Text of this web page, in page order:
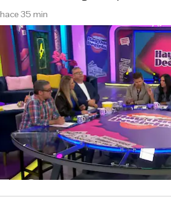
hace 35 min